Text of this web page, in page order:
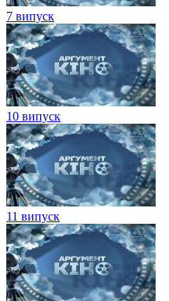
7 випуск
10 випуск
11 випуск